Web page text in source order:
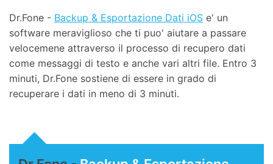
Dr.Fone - Backup & Esportazione Dati iOS e' un
software meraviglioso che ti puo' aiutare a passare
velocemene attraverso il processo di recupero dati
come messaggi di testo e anche vari altri file. Entro 3
minuti, Dr.Fone sostiene di essere in grado di
recuperare i dati in meno di 3 minuti.